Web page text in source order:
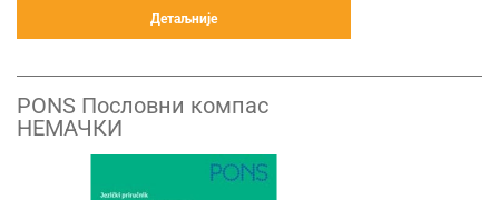
Детаљније
PONS Пословни компас
НЕМАЧКИ